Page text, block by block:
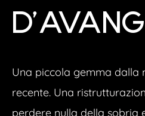
Una piccola gemma dalla
recente. Una
perdere nulla della sobria